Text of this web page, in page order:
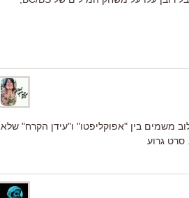
משמים בין "אפוקליפטו" ו"עידן הקרח" שלא
סרט גרוע